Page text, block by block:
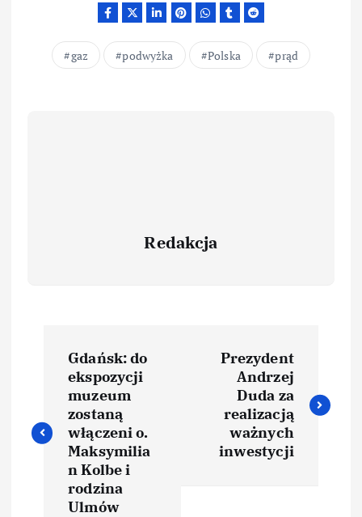
gaz podwyżka Polska prąd
Redakcja
Gdańsk: do
ekspozycji
muzeum
zostaną
włączeni o.
Maksymilia
n Kolbe i
rodzina
Ulmów
Prezydent
Andrzej
Duda za
realizacją
ważnych
inwestycji